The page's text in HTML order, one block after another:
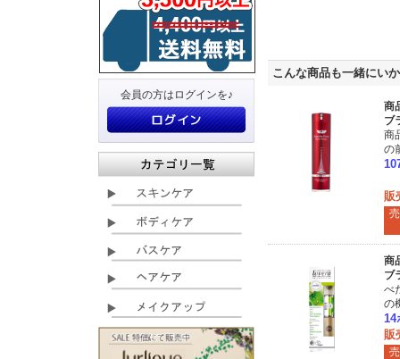
こんな商品も一緒にい
商
ブ
商
の
販
商
ブ
べ
の
14
販
会員の方はログインを♪